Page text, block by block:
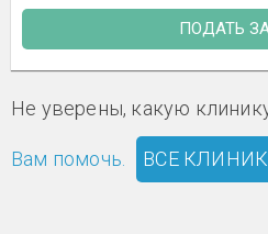
ПОДАТЬ
Не уверены, какую
Вам помочь. ВСЕ